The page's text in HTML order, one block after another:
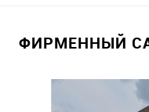
ФИРМЕННЫЙ